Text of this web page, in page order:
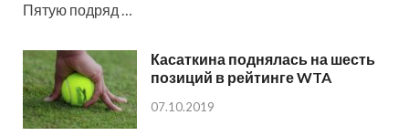
Пятую подряд …
Касаткина поднялась на шесть
позиций в рейтинге WTA
07.10.2019